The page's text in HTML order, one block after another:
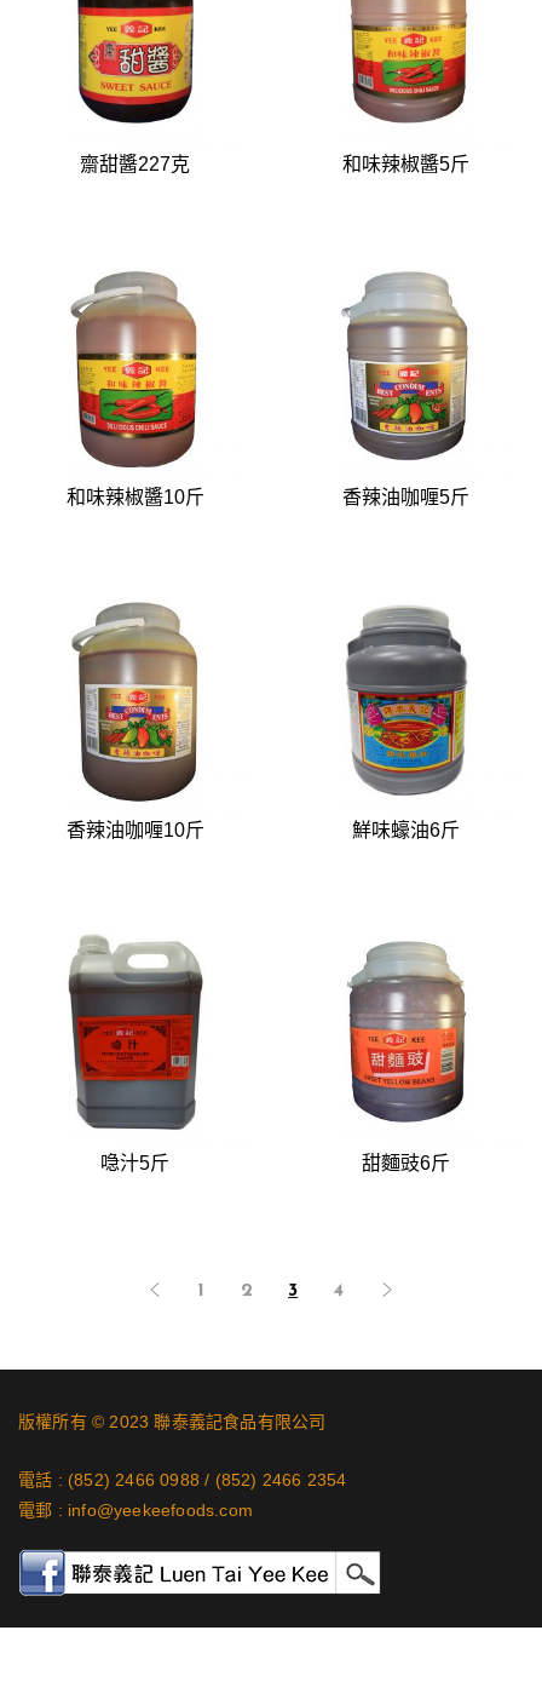
齋甜醬227克 和味辣椒醬5斤
和味辣椒醬10斤 香辣油咖喱5斤
香辣油咖喱10斤 鮮味蠔油6斤
喼汁5斤 甜麵豉6斤
1 2 3 4
版權所有 © 2023 聯泰義記食品有限公司
電話 : (852) 2466 0988 / (852) 2466 2354
電郵 : info@yeekeefoods.com